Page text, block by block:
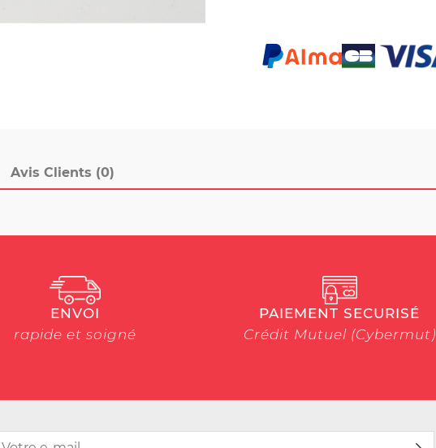
Avis Clients (0)
ENVOI
rapide et soigné
PAIEMENT SECURISÉ
Crédit Mutuel (Cybermut)